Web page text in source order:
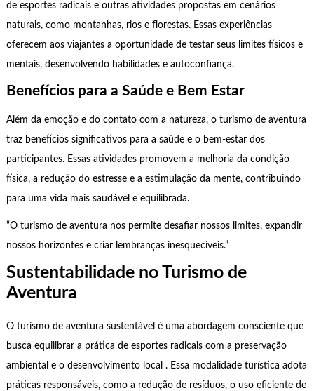
de esportes radicais e outras atividades propostas em cenários
naturais, como montanhas, rios e florestas. Essas experiências
oferecem aos viajantes a oportunidade de testar seus limites físicos e
mentais, desenvolvendo habilidades e autoconfiança.
Benefícios para a Saúde e Bem Estar
Além da emoção e do contato com a natureza, o turismo de aventura
traz benefícios significativos para a saúde e o bem-estar dos
participantes. Essas atividades promovem a melhoria da condição
física, a redução do estresse e a estimulação da mente, contribuindo
para uma vida mais saudável e equilibrada.
“O turismo de aventura nos permite desafiar nossos limites, expandir
nossos horizontes e criar lembranças inesquecíveis.”
Sustentabilidade no Turismo de
Aventura
O turismo de aventura sustentável é uma abordagem consciente que
busca equilibrar a prática de esportes radicais com a preservação
ambiental e o desenvolvimento local . Essa modalidade turística adota
práticas responsáveis, como a redução de resíduos, o uso eficiente de